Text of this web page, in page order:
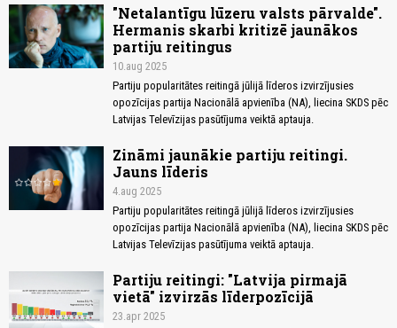
"Netalantīgu lūzeru valsts pārvalde".
Hermanis skarbi kritizē jaunākos
partiju reitingus
10.aug 2025
Partiju popularitātes reitingā jūlijā līderos izvirzījusies
opozīcijas partija Nacionālā apvienība (NA), liecina SKDS pēc
Latvijas Televīzijas pasūtījuma veiktā aptauja.
Zināmi jaunākie partiju reitingi.
Jauns līderis
4.aug 2025
Partiju popularitātes reitingā jūlijā līderos izvirzījusies
opozīcijas partija Nacionālā apvienība (NA), liecina SKDS pēc
Latvijas Televīzijas pasūtījuma veiktā aptauja.
Partiju reitingi: "Latvija pirmajā
vietā" izvirzās līderpozīcijā
23.apr 2025